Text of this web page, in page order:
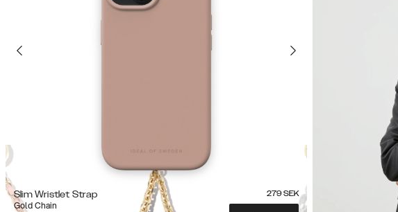
Slim Wristlet Strap
Gold Chain
279 SEK